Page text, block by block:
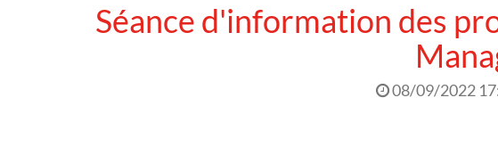
Séance d'information des
08/09/2022